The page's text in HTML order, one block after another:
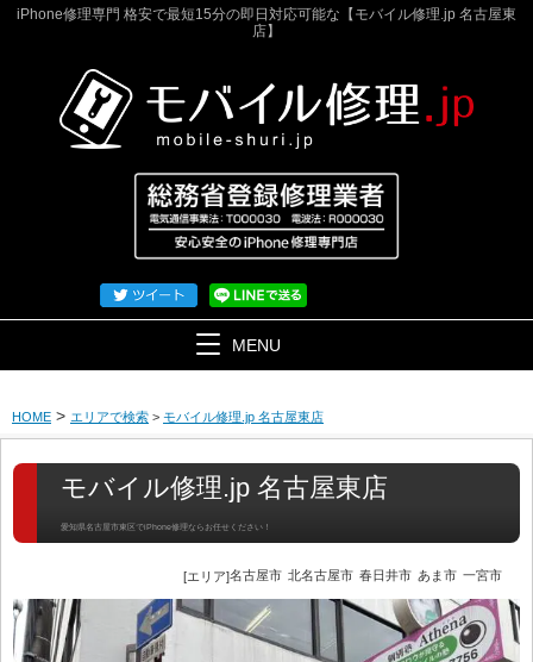
iPhone修理専門 格安で最短15分の即日対応可能な【モバイル修理.jp 名古屋東
店】
MENU
HOME > エリアで検索 > モバイル修理.jp 名古屋東店
モバイル修理.jp 名古屋東店
愛知県名古屋市東区でiPhone修理ならお任せください！
[エリア]名古屋市 北名古屋市 春日井市 あま市 一宮市